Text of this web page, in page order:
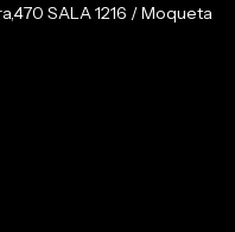
SALA 1216 / Moqueta